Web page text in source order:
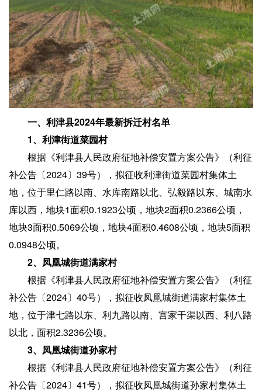
一、利津县2024年最新拆迁村名单
1、利津街道菜园村
根据《利津县人民政府征地补偿安置方案公告》（利征
补公告〔2024〕39号），拟征收利津街道菜园村集体土
地，位于里仁路以南、水库南路以北、弘毅路以东、城南水
库以西，地块1面积0.1923公顷，地块2面积0.2366公顷，
地块3面积0.5069公顷，地块4面积0.4608公顷，地块5面积
0.0948公顷。
2、凤凰城街道满家村
根据《利津县人民政府征地补偿安置方案公告》（利征
补公告〔2024〕40号），拟征收凤凰城街道满家村集体土
地，位于津七路以东、利九路以南、宫家干渠以西、利八路
以北，面积2.3236公顷。
3、凤凰城街道孙家村
根据《利津县人民政府征地补偿安置方案公告》（利征
补公告〔2024〕41号），拟征收凤凰城街道孙家村集体土